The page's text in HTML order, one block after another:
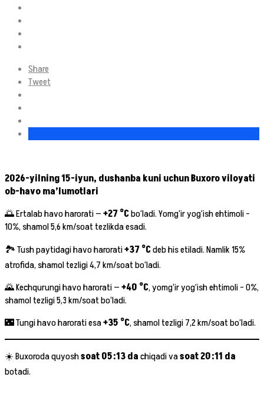
Share
Tweet
2026-yilning 15-iyun, dushanba kuni uchun Buxoro viloyati
ob-havo ma’lumotlari
🌅 Ertalab havo harorati —+27 °Cbo‘ladi. Yomg‘ir yog‘ish ehtimoli –
10%, shamol 5,6 km/soat tezlikda esadi.
🏞 Tush paytidagi havo harorati+37 °Cdeb his etiladi. Namlik 15%
atrofida, shamol tezligi 4,7 km/soat bo‘ladi.
🌄 Kechqurungi havo harorati —+40 °C, yomg‘ir yog’ish ehtimoli – 0%,
shamol tezligi 5,3 km/soat bo‘ladi.
🌃 Tungi havo harorati esa+35 °C, shamol tezligi 7,2 km/soat bo‘ladi.
☀️ Buxoroda quyoshsoat 05:13 dachiqadi vasoat 20:11 da
botadi.